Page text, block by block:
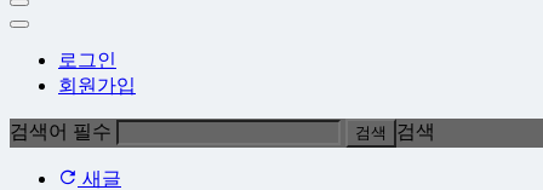
로그인
회원가입
검색어 필수 검색
새글